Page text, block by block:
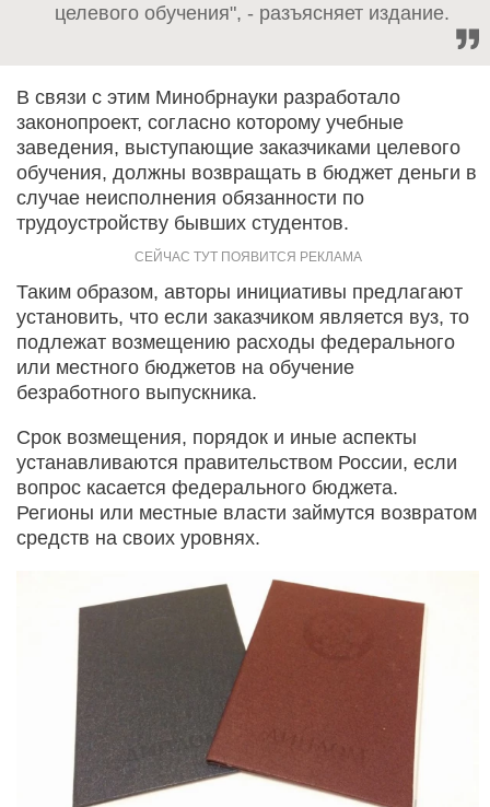
целевого обучения", - разъясняет издание.
В связи с этим Минобрнауки разработало
законопроект, согласно которому учебные
заведения, выступающие заказчиками целевого
обучения, должны возвращать в бюджет деньги в
случае неисполнения обязанности по
трудоустройству бывших студентов.
Таким образом, авторы инициативы предлагают
установить, что если заказчиком является вуз, то
подлежат возмещению расходы федерального
или местного бюджетов на обучение
безработного выпускника.
Срок возмещения, порядок и иные аспекты
устанавливаются правительством России, если
вопрос касается федерального бюджета.
Регионы или местные власти займутся возвратом
средств на своих уровнях.